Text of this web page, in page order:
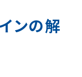
ンの解